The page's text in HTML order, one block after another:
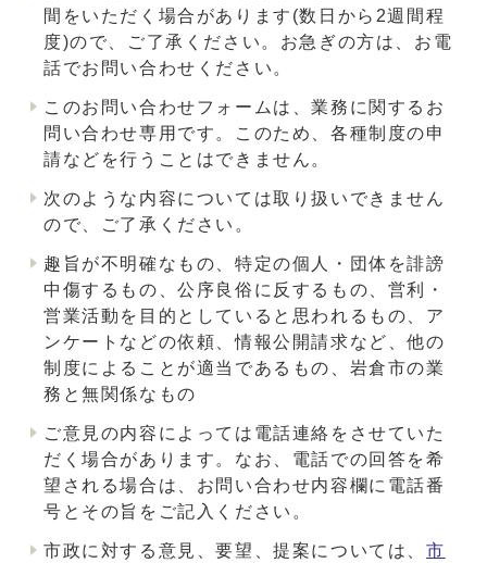
間をいただく場合があります(数日から2週間程
度)ので、ご了承ください。お急ぎの方は、お電
話でお問い合わせください。
このお問い合わせフォームは、業務に関するお
問い合わせ専用です。このため、各種制度の申
請などを行うことはできません。
次のような内容については取り扱いできません
ので、ご了承ください。
趣旨が不明確なもの、特定の個人・団体を誹謗
中傷するもの、公序良俗に反するもの、営利・
営業活動を目的としていると思われるもの、ア
ンケートなどの依頼、情報公開請求など、他の
制度によることが適当であるもの、岩倉市の業
務と無関係なもの
ご意見の内容によっては電話連絡をさせていた
だく場合があります。なお、電話での回答を希
望される場合は、お問い合わせ内容欄に電話番
号とその旨をご記入ください。
市政に対する意見、要望、提案については、 市